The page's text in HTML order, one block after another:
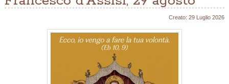
Creato: 29 Luglio 2026